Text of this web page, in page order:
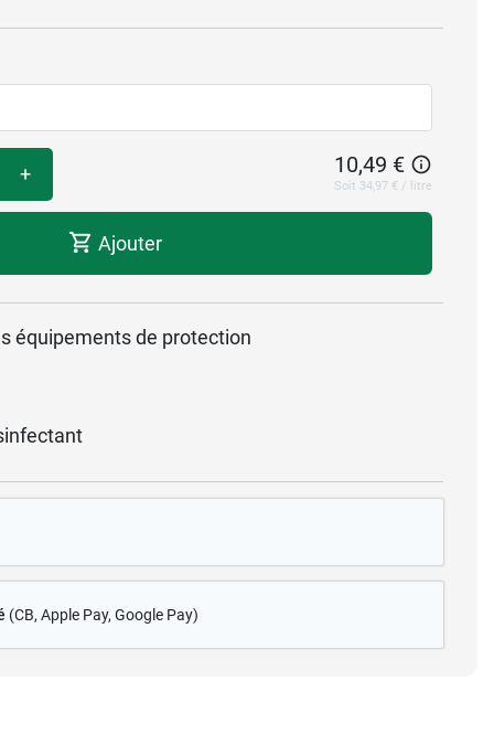
+ 10,49 €
Soit 34,97 € / litre
Ajouter
équipements de protection
(CB, Apple Pay, Google Pay)